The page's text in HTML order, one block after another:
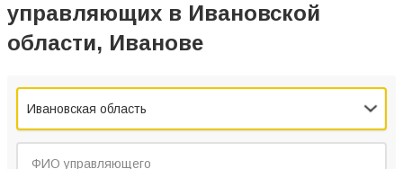
управляющих в Ивановской
области, Иванове
Ивановская область